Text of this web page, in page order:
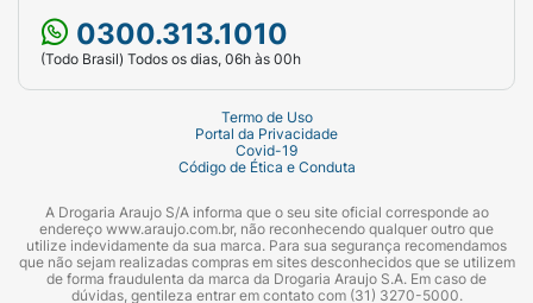
0300.313.1010
(Todo Brasil) Todos os dias, 06h às 00h
Termo de Uso
Portal da Privacidade
Covid-19
Código de Ética e Conduta
A Drogaria Araujo S/A informa que o seu site oficial corresponde ao
endereço www.araujo.com.br, não reconhecendo qualquer outro que
utilize indevidamente da sua marca. Para sua segurança recomendamos
que não sejam realizadas compras em sites desconhecidos que se utilizem
de forma fraudulenta da marca da Drogaria Araujo S.A. Em caso de
dúvidas, gentileza entrar em contato com (31) 3270-5000.